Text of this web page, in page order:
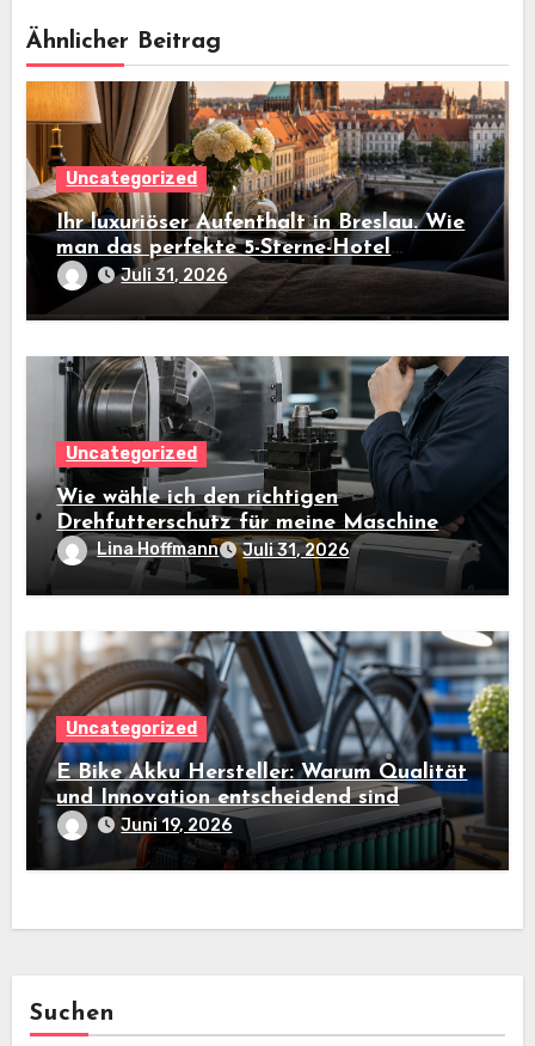
Ähnlicher Beitrag
Uncategorized
Ihr luxuriöser Aufenthalt in Breslau. Wie
man das perfekte 5-Sterne-Hotel
auswähltJuli 31, 2026
Uncategorized
Wie wähle ich den richtigen
Drehfutterschutz für meine Maschine
aus?Lina Hoffmann Juli 31, 2026
Uncategorized
E Bike Akku Hersteller: Warum Qualität
und Innovation entscheidend sind
Juni 19, 2026
Suchen